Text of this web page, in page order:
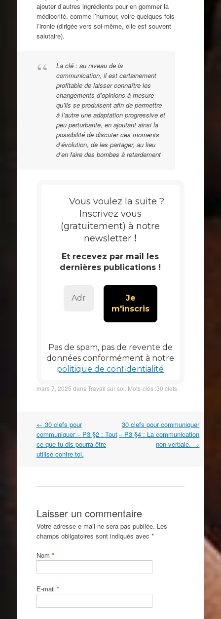
ajouter d’autres ingrédients pour en gommer la
médiocrité, comme l’humour, voire quelques fois
l’ironie (dirigée vers soi-même, elle est souvent
salutaire).
La clé : au niveau de la
communication, il est certainement
profitable de laisser connaître les
changements d’opinions à mesure
qu’ils se produisent afin de permettre
à l’autre une adaptation progressive et
peu perturbante, en ajoutant ainsi la
possibilité de discuter ces moments
d’évolution, de les partager, au lieu
d’en faire des bombes à retardement
Vous voulez la suite ?
Inscrivez vous
(gratuitement) à notre
newsletter !
Et recevez par mail les
dernières publications !
Pas de spam, pas de revente de
données conformément à notre
politique de confidentialité
mars 7, 2025 dansTravail sur soi . Mots-clés :30 clefs
Navigation
dans
les
articles
← 30 clefs pour
communiquer – P3 §2 : Tout
ce que tu dis pourra être
utilisé contre toi.
30 clefs pour communiquer
– P3 §4 : La communication
non verbale. →
Laisser un commentaire
Votre adresse e-mail ne sera pas publiée. Les
champs obligatoires sont indiqués avec *
Nom *
E-mail *